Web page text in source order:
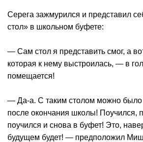
Серега зажмурился и представил
стол» в школьном буфете:
— Сам стол я представить смог, а
которая к нему выстроилась, — в
помещается!
— Да-а. С таким столом можно было
после окончания школы! Поучился,
поучился и снова в буфет! Это,
будущем будет! — предположил